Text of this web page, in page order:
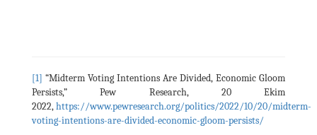
[1] “Midterm Voting Intentions Are Divided, Economic Gloom
Persists,” Pew Research, 20 Ekim
2022,https://www.pewresearch.org/politics/2022/10/20/midterm-
voting-intentions-are-divided-economic-gloom-persists/